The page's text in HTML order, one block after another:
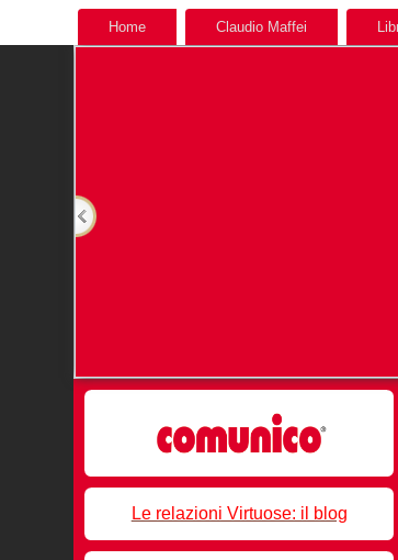
Home Claudio Maffei
Le relazioni Virtuose: il blog